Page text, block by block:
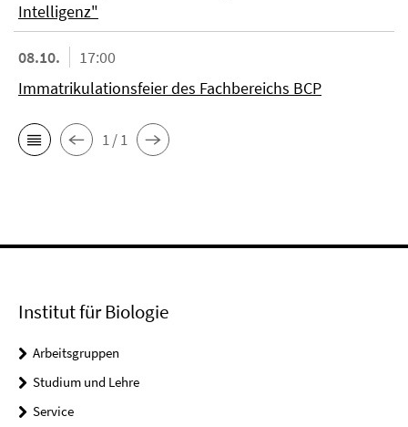
Intelligenz"
08.10.
17:00
Immatrikulationsfeier des Fachbereichs BCP
1 / 1
Institut für Biologie
Arbeitsgruppen
Studium und Lehre
Service